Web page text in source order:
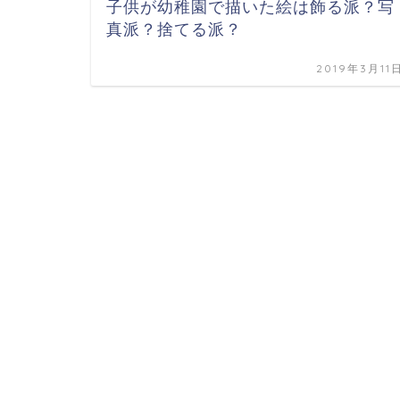
子供が幼稚園で描いた絵は飾る派？写
真派？捨てる派？
2019年3月11